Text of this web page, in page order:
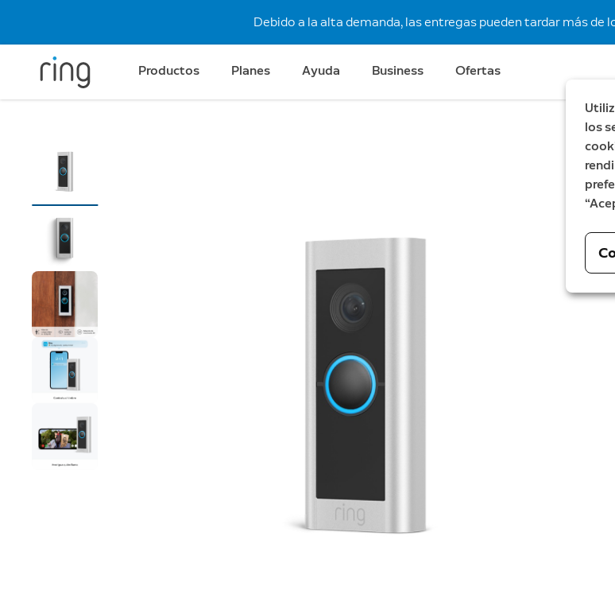
Debido a la alta demanda, las entregas pueden tardar más de
Productos Planes Ayuda Business Ofertas
los